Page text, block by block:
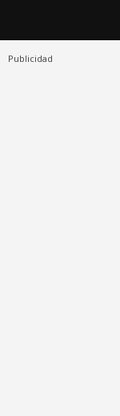
Publicidad